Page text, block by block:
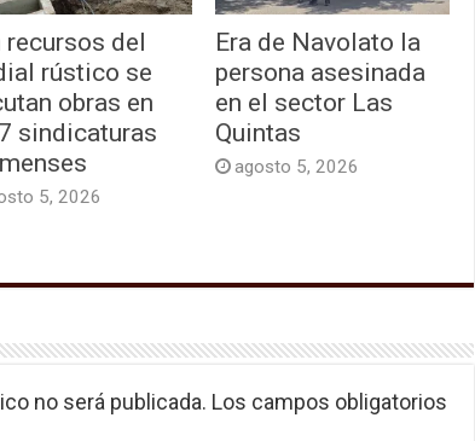
recursos del
rústico se
obras en
sindicaturas
5, 2026
Era de Navolato la
persona asesinada
en el sector Las
Quintas
agosto 5, 2026
no será publicada. Los campos obligatorios